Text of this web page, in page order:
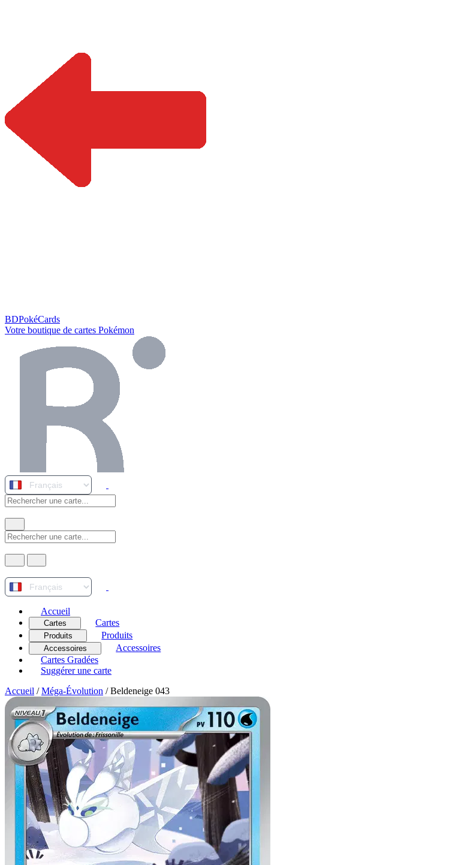
BDPokéCards
Votre boutique de cartes Pokémon
Accueil
Cartes Cartes
Produits Produits
Accessoires
Accessoires
Cartes Gradées
Suggérer une carte
Accueil / Méga-Évolution / Beldeneige 043